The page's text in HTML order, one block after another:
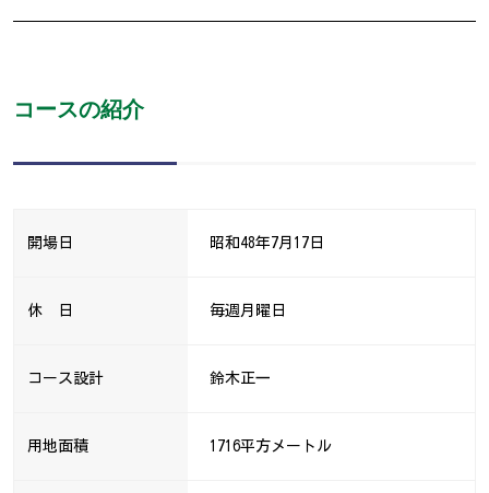
コースの紹介
開場日 昭和48年7月17日
休 日 毎週月曜日
コース設計 鈴木正一
用地面積 1716平方メートル